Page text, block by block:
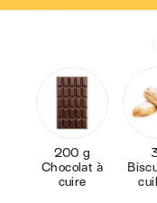
200 g
Chocolat à
cuire
Biscuit à la